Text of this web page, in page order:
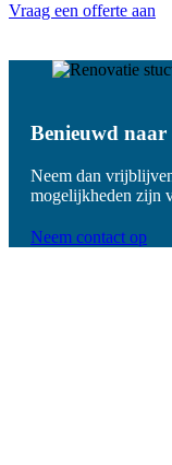
Vraag een offerte aan
Benieuwd naar
Neem dan
mogelijkheden zijn
Neem contact op